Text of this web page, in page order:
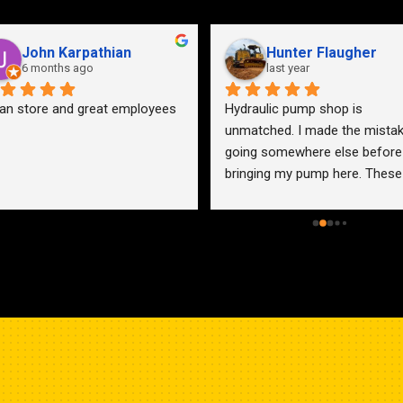
John Karpathian
6 months ago
store and great employees
Hunter Flaugher
last year
Hydraulic pump shop is
unmatched. I made the
going somewhere else before
bringing my pump here. These
friendly. Went out of their